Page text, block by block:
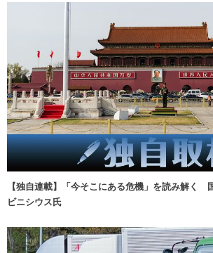
【独自連載】「今そこにある危機」を読み解く
ビニシウス氏